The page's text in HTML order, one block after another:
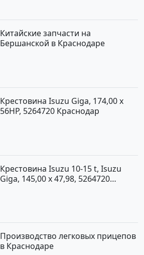
Китайские запчасти на
Бершанской в Краснодаре
Крестовина Isuzu Giga, 174,00 x
56HP, 5264720 Краснодар
Крестовина Isuzu 10-15 t, Isuzu
Giga, 145,00 x 47,98, 5264720
Производство легковых прицепов
в Краснодаре